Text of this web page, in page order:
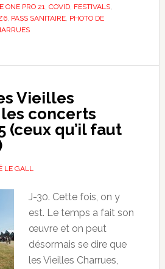
ONE PRO 21 COVID, FESTIVALS,
, PASS SANITAIRE, PHOTO DE
Vieilles
concerts
(ceux qu’il faut
LE GALL
J-30. Cette fois, on y
est. Le temps a fait son
œuvre et on peut
désormais se dire que
les Vieilles Charrues,